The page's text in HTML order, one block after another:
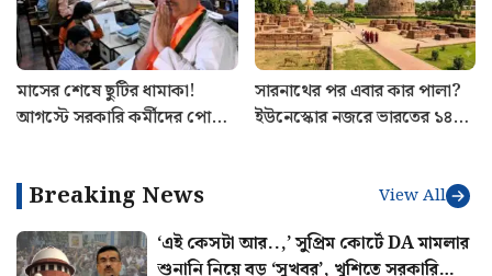
মাসের শেষে ছুটির ধামাকা!
আগস্টে সরকারি কর্মীদের পোয়া
সারনাথের পর এবার কার পালা?
ইউনেস্কোর নজরে ভারতের ১৪
Breaking News View All
‘এই কেসটা আর..,’ সুপ্রিম কোর্টে DA মামলার
শুনানি নিয়ে বড় ‘সুখবর’, খুশিতে সরকারি